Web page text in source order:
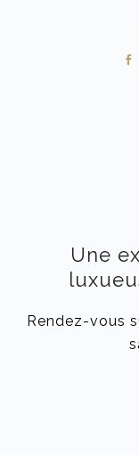
Une
Rendez-vous